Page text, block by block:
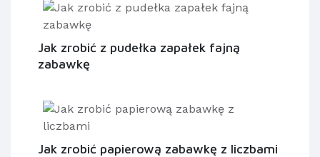
Jak zrobić z pudełka zapałek fajną
zabawkę
Jak zrobić papierową zabawkę z liczbami